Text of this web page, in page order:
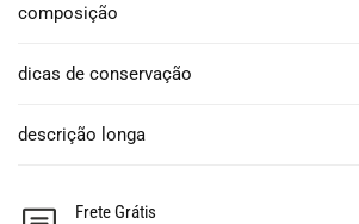
composição
dicas de conservação
descrição longa
Frete Grátis